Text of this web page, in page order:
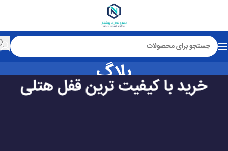
بلاگ
صفحه اصلی اخبار و مقالات
خرید با کیفیت ترین قفل هتلی